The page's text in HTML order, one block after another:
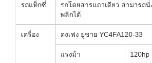
รถแท็กซี่
รถโดยสารแถวเดียว สามารถนั่
พลิกได้
เครื่อง ดงเฟง ยูชาย YC4FA120-33
แรงม้า 120hp